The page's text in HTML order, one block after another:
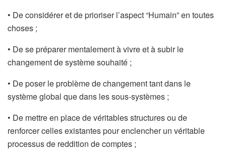
• De considérer et de prioriser l’aspect “Humain” en toutes
choses ;
• De se préparer mentalement à vivre et à subir le
changement de système souhaité ;
• De poser le problème de changement tant dans le
système global que dans les sous-systèmes ;
• De mettre en place de véritables structures ou de
renforcer celles existantes pour enclencher un véritable
processus de reddition de comptes ;